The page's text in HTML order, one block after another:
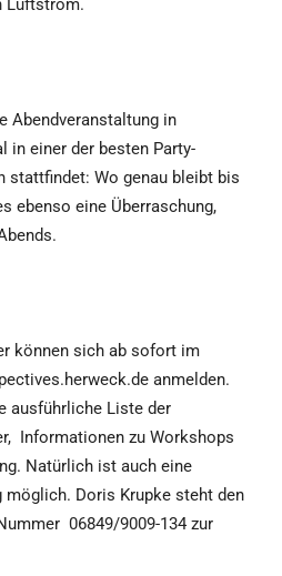
Luftstrom.
Abendveranstaltung in
in einer der besten Party-
stattfindet: Wo genau bleibt bis
ebenso eine Überraschung,
können sich ab sofort im
anmelden.
ausführliche Liste der
Informationen zu Workshops
Natürlich ist auch eine
Doris Krupke steht den
06849/9009-134 zur